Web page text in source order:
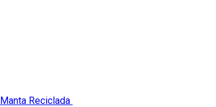
Manta Reciclada